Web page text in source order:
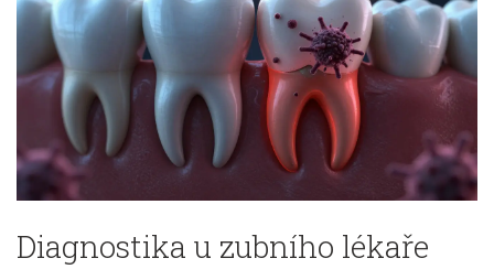
Diagnostika u zubního lékaře